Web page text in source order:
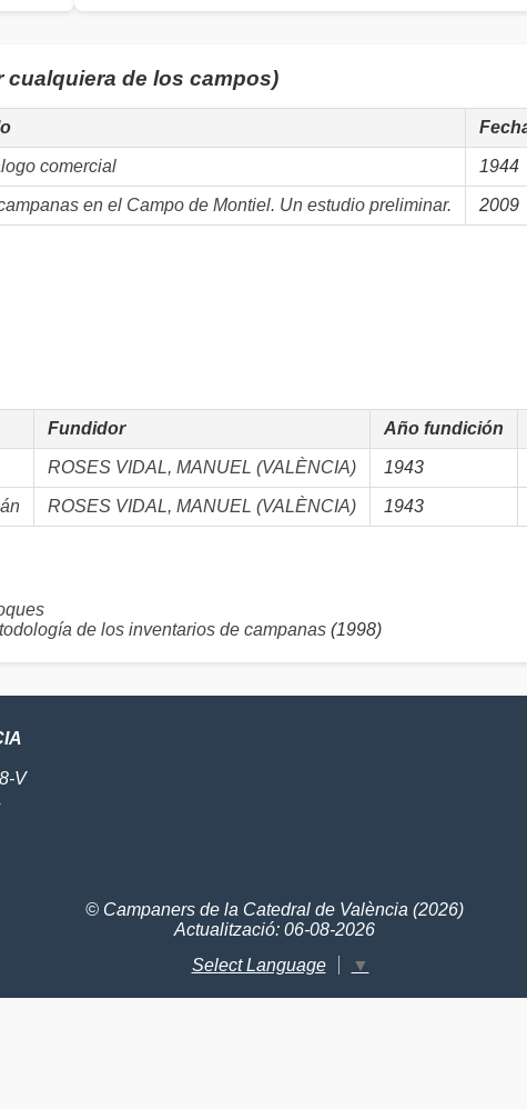
cualquiera de los campos)
comercial 1944
en el Campo de Montiel. Un estudio preliminar. 2009
Fundidor Año fundición
ROSES VIDAL, MANUEL (VALÈNCIA) 1943
ROSES VIDAL, MANUEL (VALÈNCIA) 1943
de los inventarios de campanas (1998)
V
© Campaners de la Catedral de València (2026)
Actualització: 06-08-2026
Select Language
▼